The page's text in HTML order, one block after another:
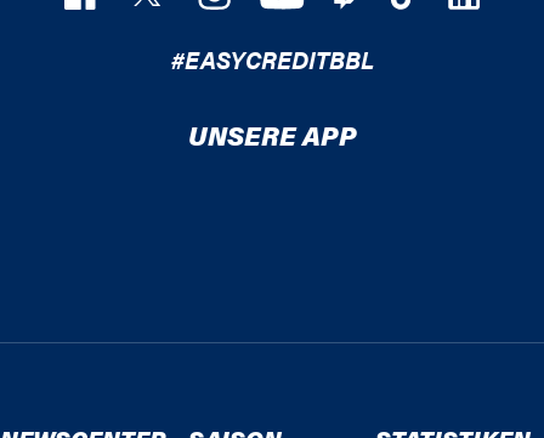
#EASYCREDITBBL
UNSERE APP